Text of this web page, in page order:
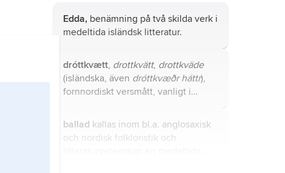
Edda, benämning på två skilda verk i
medeltida isländsk litteratur.
dróttkvætt, drottkvätt, drottkväde
(isländska, även dróttkvæðr háttr),
fornnordiskt versmått, vanligt i
ballad kallas inom bl.a. anglosaxisk
och nordisk folkloristik och